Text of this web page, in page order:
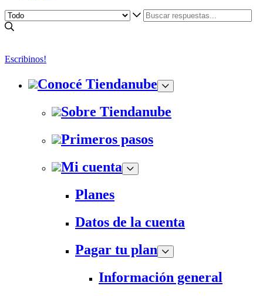
Escribinos!
Conocé Tiendanube
Sobre Tiendanube
Primeros pasos
Mi cuenta
Planes
Datos de la cuenta
Pagar tu plan
Información general